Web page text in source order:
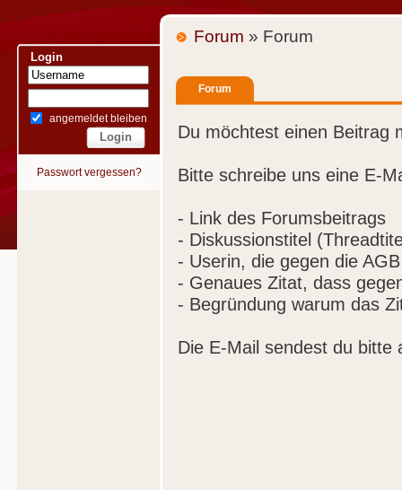
Login
angemeldet bleiben
Passwort vergessen?
Forum » Forum
Forum
Du möchtest einen Beitrag
Bitte schreibe uns eine E-
- Link des Forumsbeitrags
- Diskussionstitel
- Userin, die gegen die
- Genaues Zitat, dass
- Begründung warum das
Die E-Mail sendest du bitte